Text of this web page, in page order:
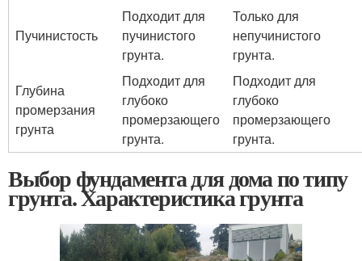
Пучинистость
Подходит для
пучинистого
грунта.
Только для
непучинистого
грунта.
Глубина
промерзания
грунта
Подходит для
глубоко
промерзающего
грунта.
Подходит для
глубоко
промерзающего
грунта.
Выбор фундамента для дома по типу
грунта. Характеристика грунта